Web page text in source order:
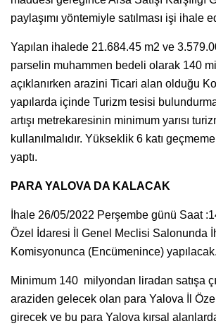
paylaşımı yöntemiyle satılması işi ihale
Yapılan ihalede 21.684.45 m2 ve
parselin muhammen bedeli olarak 140
açıklanırken arazini Ticari alan olduğu
yapılarda içinde Turizm tesisi
artışı metrekaresinin minimum yarısı
kullanılmalıdır. Yükseklik 6 katı
yaptı.
PARA YALOVA DA KALACAK
İhale 26/05/2022 Perşembe günü Saat
Özel İdaresi İl Genel Meclisi Salonunda
Komisyonunca (Encümenince) yapılacak.
Minimum 140 milyondan liradan satışa
araziden gelecek olan para Yalova İl
girecek ve bu para Yalova kırsal